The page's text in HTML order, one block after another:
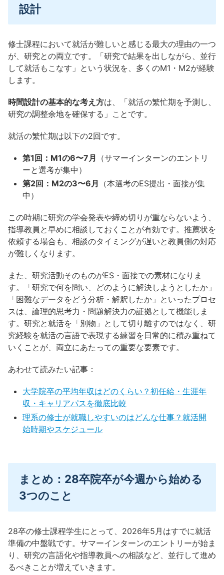
設計
修士課程において就活が難しいと感じる最大の理由の一つ
が、研究との両立です。「研究で結果を出しながら、並行
して就活もこなす」という状況を、多くのM1・M2が経験
します。
時間設計の基本的な考え方は、「就活の繁忙期を予測し、
研究の調整余地を確保する」ことです。
就活の繁忙期は以下の2回です。
第1回：M1の6〜7月
（サマーインターンのエントリ
ーと選考が集中）
第2回：M2の3〜6月
（本選考のES提出・面接が集
中）
この時期に研究の学会発表や締め切りが重ならないよう、
指導教員と早めに相談しておくことが有効です。推薦状を
依頼する場合も、相談のタイミングが遅いと教員側の対応
が難しくなります。
また、研究活動そのものがES・面接での素材になりま
す。「研究で何を問い、どのように解決しようとしたか」
「困難なデータをどう分析・解釈したか」といったプロセ
スは、論理的思考力・問題解決力の証拠として機能しま
す。研究と就活を「別物」として切り離すのではなく、研
究経験を就活の言語で表現する練習を日常的に積み重ねて
いくことが、両立にあたっての重要な要素です。
あわせて読みたい記事：
大学院卒の平均年収はどのくらい？初任給・生涯年
収・キャリアパスを徹底比較
理系の修士が就職しやすいのはどんな仕事？就活開
始時期やスケジュール
まとめ：28卒院卒が今週から始める
3つのこと
28卒の修士課程学生にとって、2026年5月はすでに就活
準備の中盤戦です。サマーインターンのエントリーが始ま
り、研究の言語化や指導教員への相談など、並行して進め
るべきことが増えていきます。